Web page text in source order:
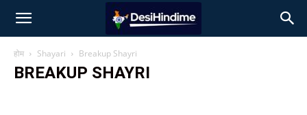
होम Shayari Breakup Shayri
BREAKUP SHAYRI